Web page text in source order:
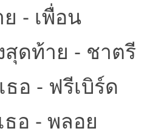
- เพื่อน
ดท้าย - ชาตรี
อ - ฟรีเบิร์ด
อ - พลอย